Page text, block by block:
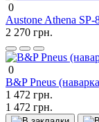
0
Austone Athena
2 270 грн.
0
B&P Pneus
1 472 грн.
1 472 грн.